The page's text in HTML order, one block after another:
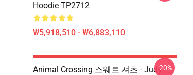
Hoodie TP2712
₩5,918,510 - ₩6,883,110
Animal Crossing 스웨트 셔츠 - Judy 스
-20%